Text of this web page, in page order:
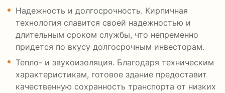
Надежность и долгосрочность. Кирпичная
технология славится своей надежностью и
длительным сроком службы, что непременно
придется по вкусу долгосрочным инвесторам.
Тепло- и звукоизоляция. Благодаря техническим
характеристикам, готовое здание предоставит
качественную сохранность транспорта от низких